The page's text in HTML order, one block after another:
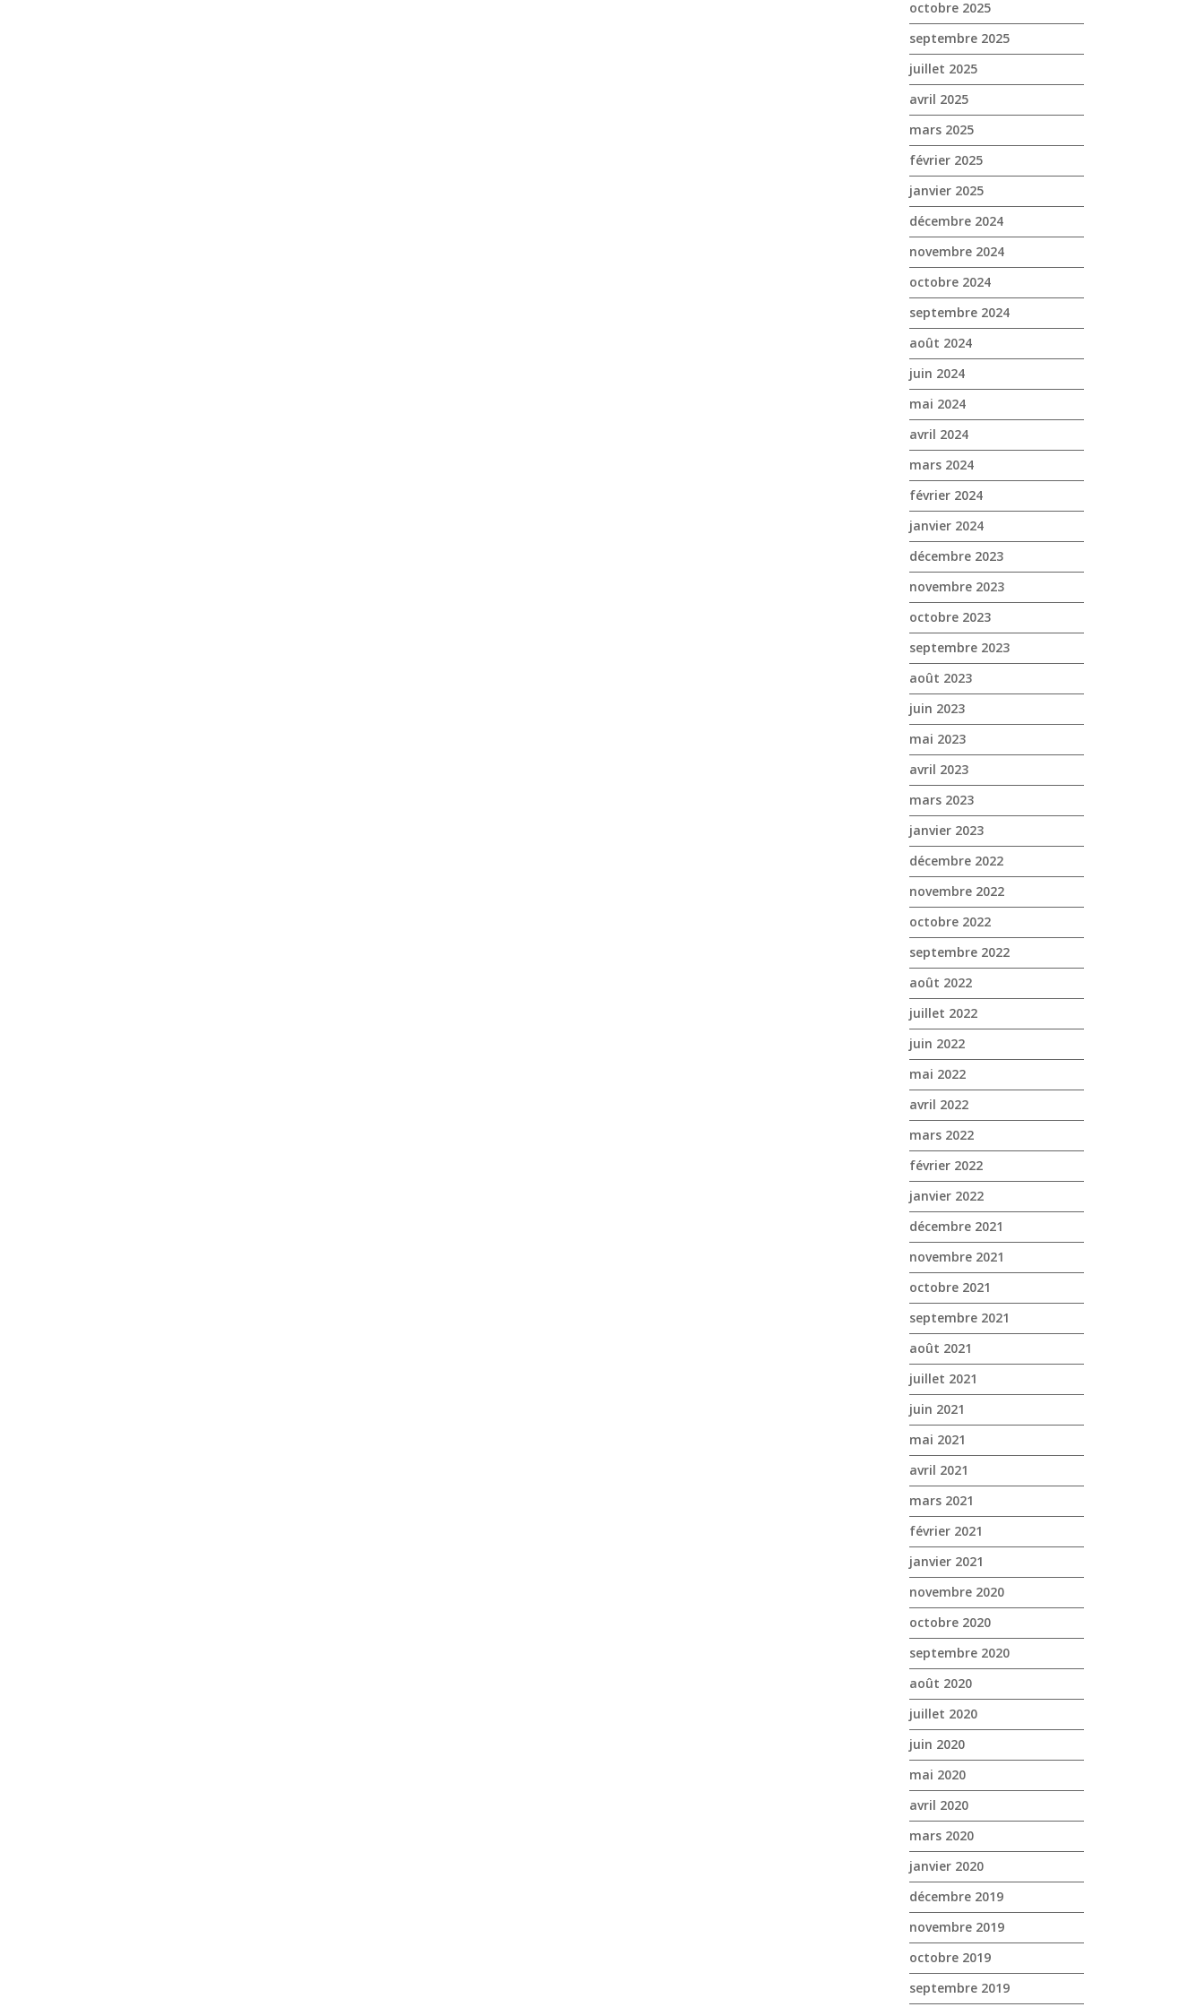
octobre 2025
septembre 2025
juillet 2025
avril 2025
mars 2025
février 2025
janvier 2025
décembre 2024
novembre 2024
octobre 2024
septembre 2024
août 2024
juin 2024
mai 2024
avril 2024
mars 2024
février 2024
janvier 2024
décembre 2023
novembre 2023
octobre 2023
septembre 2023
août 2023
juin 2023
mai 2023
avril 2023
mars 2023
janvier 2023
décembre 2022
novembre 2022
octobre 2022
septembre 2022
août 2022
juillet 2022
juin 2022
mai 2022
avril 2022
mars 2022
février 2022
janvier 2022
décembre 2021
novembre 2021
octobre 2021
septembre 2021
août 2021
juillet 2021
juin 2021
mai 2021
avril 2021
mars 2021
février 2021
janvier 2021
novembre 2020
octobre 2020
septembre 2020
août 2020
juillet 2020
juin 2020
mai 2020
avril 2020
mars 2020
janvier 2020
décembre 2019
novembre 2019
octobre 2019
septembre 2019